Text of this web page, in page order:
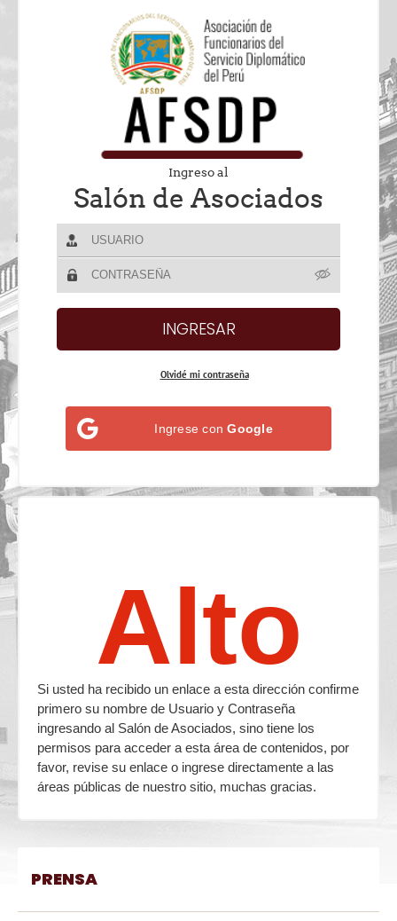
Ingreso al
Salón de Asociados
Olvidé mi contraseña
Ingrese conGoogle
Alto
Si usted ha recibido un enlace a esta dirección confirme
primero su nombre de Usuario y Contraseña
ingresando al Salón de Asociados, sino tiene los
permisos para acceder a esta área de contenidos, por
favor, revise su enlace o ingrese directamente a las
áreas públicas de nuestro sitio, muchas gracias.
PRENSA